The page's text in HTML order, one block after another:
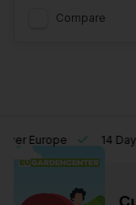
Compare
Europe 14